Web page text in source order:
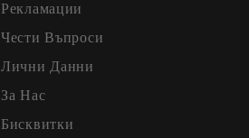
Рекламации
Чести Въпроси
Лични Данни
За Нас
Бисквитки